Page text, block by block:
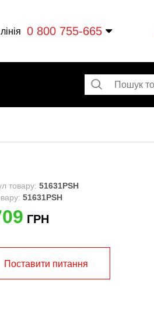
0 800 755-665
товару: 51631PSH
51631PSH
ГРН
Поставити питання